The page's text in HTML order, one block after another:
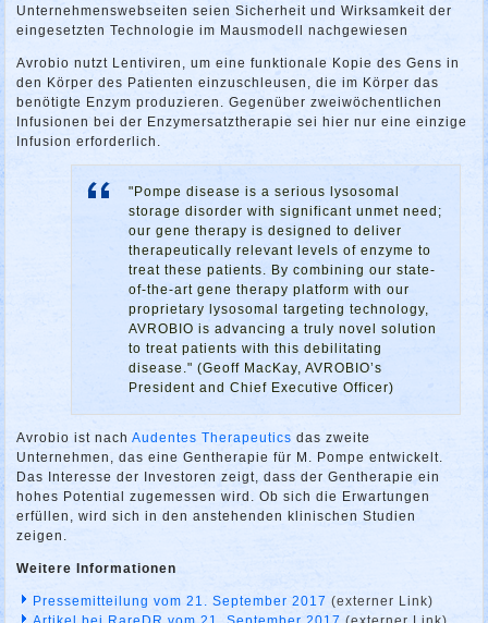
Unternehmenswebseiten seien Sicherheit und Wirksamkeit der
eingesetzten Technologie im Mausmodell nachgewiesen
Avrobio nutzt Lentiviren, um eine funktionale Kopie des Gens in
den Körper des Patienten einzuschleusen, die im Körper das
benötigte Enzym produzieren. Gegenüber zweiwöchentlichen
Infusionen bei der Enzymersatztherapie sei hier nur eine einzige
Infusion erforderlich.
"Pompe disease is a serious lysosomal
storage disorder with significant unmet need;
our gene therapy is designed to deliver
therapeutically relevant levels of enzyme to
treat these patients. By combining our state-
of-the-art gene therapy platform with our
proprietary lysosomal targeting technology,
AVROBIO is advancing a truly novel solution
to treat patients with this debilitating
disease." (Geoff MacKay, AVROBIO’s
President and Chief Executive Officer)
Avrobio ist nachAudentes Therapeutics das zweite
Unternehmen, das eine Gentherapie für M. Pompe entwickelt.
Das Interesse der Investoren zeigt, dass der Gentherapie ein
hohes Potential zugemessen wird. Ob sich die Erwartungen
erfüllen, wird sich in den anstehenden klinischen Studien
zeigen.
Weitere Informationen
Pressemitteilung vom 21. September 2017 (externer Link)